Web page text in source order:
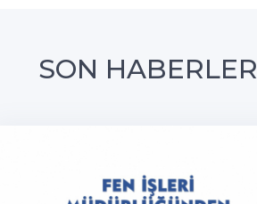
SON HABERLER